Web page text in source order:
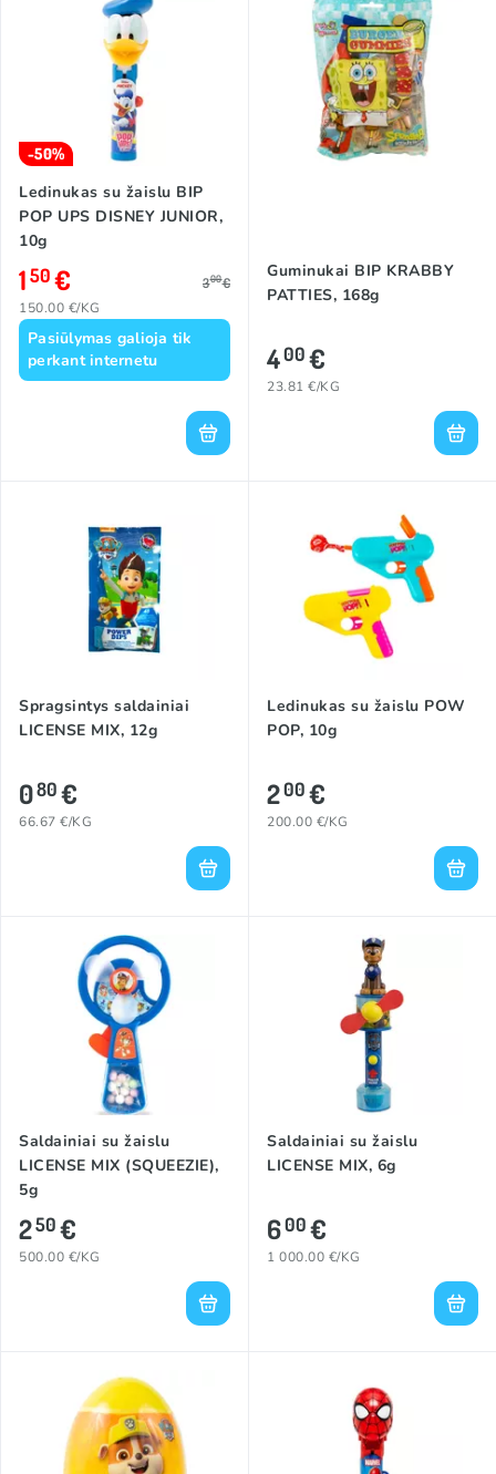
ir linksmą užsiėmimą, su savo mėgstamo animacinio filmuko
-50%
Pasiūlymas galioja tik
perkant internetu
Ledinukas su žaislu BIP
POP UPS DISNEY JUNIOR,
10g
150€ 300€
150.00 €/KG
Guminukai BIP KRABBY
PATTIES, 168g
400€
23.81 €/KG
Spragsintys saldainiai
LICENSE MIX, 12g
080€
66.67 €/KG
Ledinukas su žaislu POW
POP, 10g
200€
200.00 €/KG
Saldainiai su žaislu
LICENSE MIX (SQUEEZIE),
5g
250€
500.00 €/KG
Saldainiai su žaislu
LICENSE MIX, 6g
600€
1 000.00 €/KG